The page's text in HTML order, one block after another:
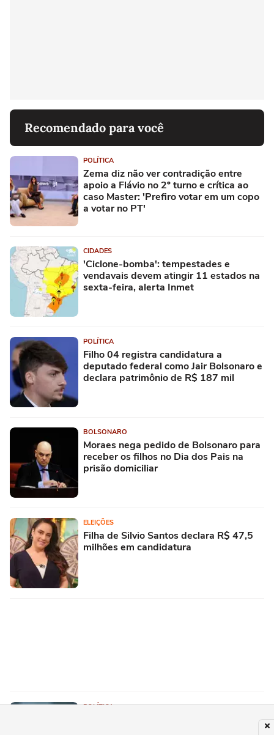
Recomendado para você
POLÍTICA
Zema diz não ver contradição entre
apoio a Flávio no 2º turno e crítica ao
caso Master: 'Prefiro votar em um copo
a votar no PT'
CIDADES
'Ciclone-bomba': tempestades e
vendavais devem atingir 11 estados na
sexta-feira, alerta Inmet
POLÍTICA
Filho 04 registra candidatura a
deputado federal como Jair Bolsonaro e
declara patrimônio de R$ 187 mil
BOLSONARO
Moraes nega pedido de Bolsonaro para
receber os filhos no Dia dos Pais na
prisão domiciliar
ELEIÇÕES
Filha de Silvio Santos declara R$ 47,5
milhões em candidatura
POLÍTICA